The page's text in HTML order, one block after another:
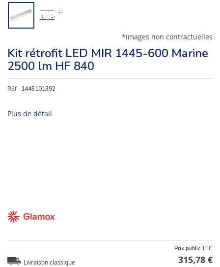
*Images non contractuelles
Kit rétrofit LED MIR 1445-600 Marine
2500 lm HF 840
Réf : 1445101392
Plus de détail
Livraison classique
Prix public TTC
315,78 €